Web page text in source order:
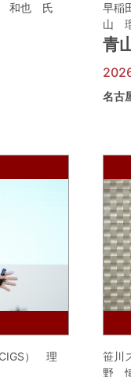
和也 氏
早稲
山
青
名古
CIGS） 理
笹川
野